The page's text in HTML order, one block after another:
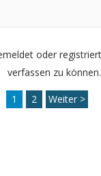
oder
verfassen zu
1 2 Weiter >